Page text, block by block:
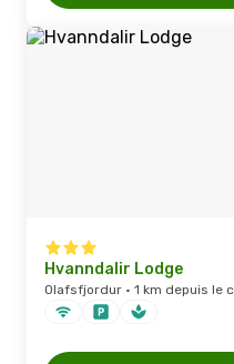
Hvanndalir Lodge
Olafsfjordur · 1 km depuis le